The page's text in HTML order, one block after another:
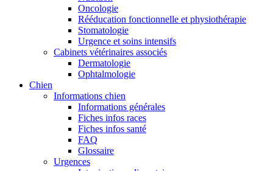
Oncologie
Rééducation fonctionnelle et physiothérapie
Stomatologie
Urgence et soins intensifs
Cabinets vétérinaires associés
Dermatologie
Ophtalmologie
Chien
Informations chien
Informations générales
Fiches infos races
Fiches infos santé
FAQ
Glossaire
Urgences